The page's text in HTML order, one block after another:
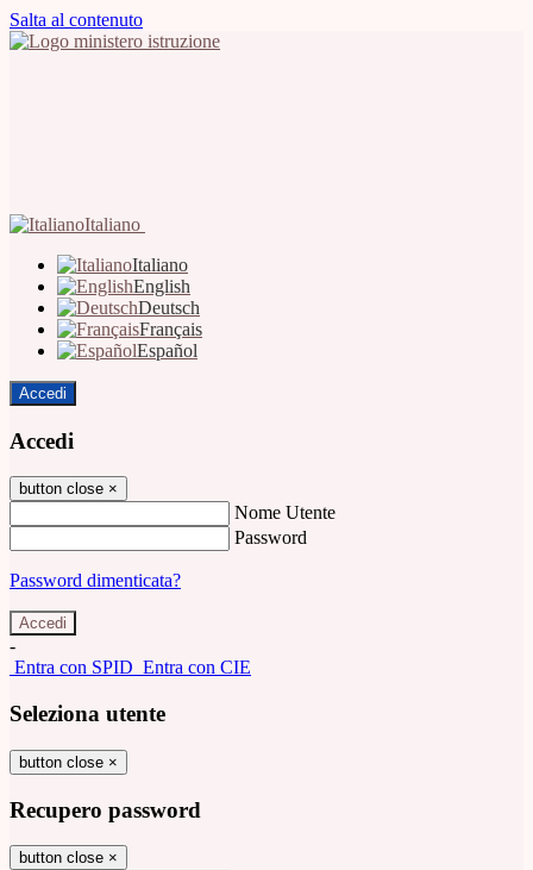
Salta al contenuto
Italiano
Italiano
English
Deutsch
Français
Español
Accedi
Accedi
button close ×
Nome Utente
Password
Password dimenticata?
-
Entra con SPID Entra con CIE
Seleziona utente
button close ×
Recupero password
button close ×